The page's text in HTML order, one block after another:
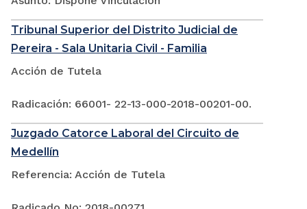
Tribunal Superior del Distrito Judicial de
Pereira - Sala Unitaria Civil - Familia
Acción de Tutela
Radicación: 66001- 22-13-000-2018-00201-00.
Juzgado Catorce Laboral del Circuito de
Medellín
Referencia: Acción de Tutela